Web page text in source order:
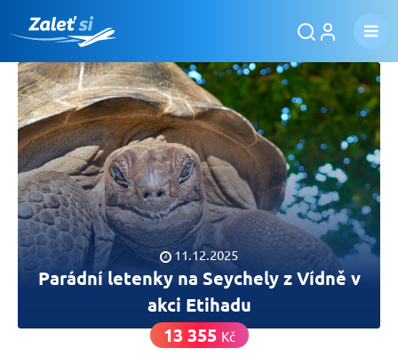
11.12.2025
Parádní letenky na Seychely z Vídně v
akci Etihadu
13 355 Kč